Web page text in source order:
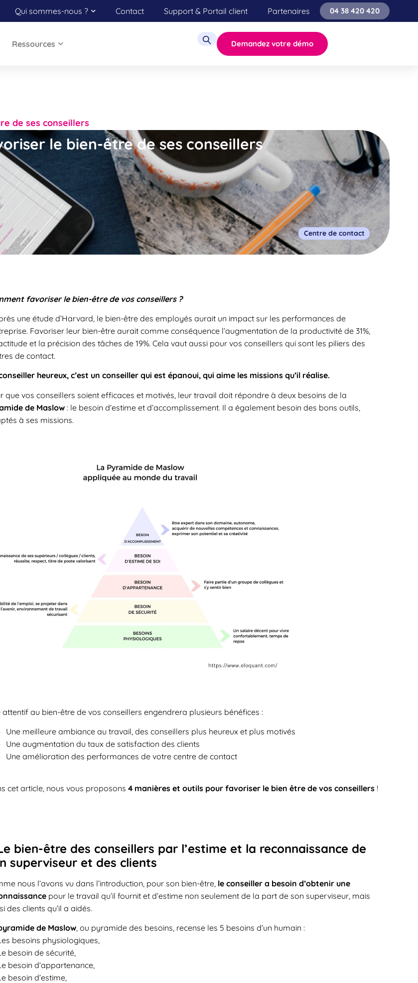
Qui sommes-nous ? Contact Support & Portail client Partenaires 04 38 420 420
Ressources Demandez votre démo
de ses conseillers
le bien-être de ses conseillers
Centre de contact
favoriser le bien-être de vos conseillers ?
une étude d’Harvard, le bien-être des employés aurait un impact sur les performances de
Favoriser leur bien-être aurait comme conséquence l’augmentation de la productivité de 31%,
et la précision des tâches de 19%. Cela vaut aussi pour vos conseillers qui sont les piliers des
de contact.
heureux, c’est un conseiller qui est épanoui, qui aime les missions qu’il réalise.
que vos conseillers soient efficaces et motivés, leur travail doit répondre à deux besoins de la
de Maslow: le besoin d’estime et d’accomplissement. Il a également besoin des bons outils,
à ses missions.
attentif au bien-être de vos conseillers engendrera plusieurs bénéfices :
Une meilleure ambiance au travail, des conseillers plus heureux et plus motivés
Une augmentation du taux de satisfaction des clients
Une amélioration des performances de votre centre de contact
cet article, nous vous proposons 4 manières et outils pour favoriser le bien être de vos conseillers!
bien-être des conseillers par l’estime et la reconnaissance de
superviseur et des clients
nous l’avons vu dans l’introduction, pour son bien-être, le conseiller a besoin d’obtenir une
pour le travail qu’il fournit et d’estime non seulement de la part de son superviseur, mais
des clients qu’il a aidés.
de Maslow, ou pyramide des besoins, recense les 5 besoins d’un humain :
besoins physiologiques,
besoin de sécurité,
besoin d’appartenance,
besoin d’estime,